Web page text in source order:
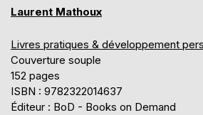
Laurent Mathoux
Livres pratiques & développement
Couverture souple
152 pages
ISBN : 9782322014637
Éditeur : BoD - Books on Demand